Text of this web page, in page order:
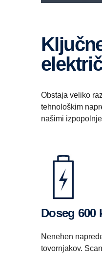
Ključne prednosti naših izpopolnjenih
Obstaja veliko
tehnološkim
našimi
Doseg 600
Nenehen
tovornjakov.